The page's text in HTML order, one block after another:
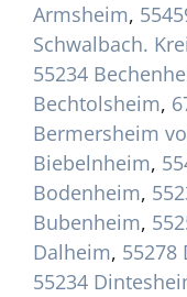
Armsheim,
Schwalbach.
55234
Bechtolsheim,
Bermersheim
Biebelnheim,
Bodenheim,
Bubenheim,
Dalheim, 55278
55234